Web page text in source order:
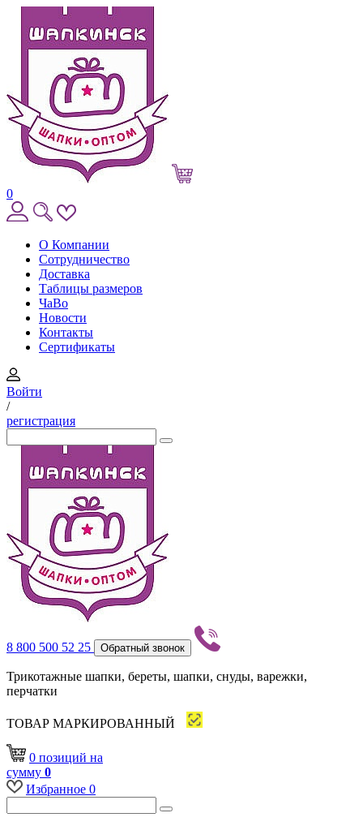
0
О Компании
Сотрудничество
Доставка
Таблицы размеров
ЧаВо
Новости
Контакты
Сертификаты
Войти
/
регистрация
8 800 500 52 25 Обратный звонок
Трикотажные шапки, береты, шапки, снуды, варежки,
перчатки
ТОВАР МАРКИРОВАННЫЙ
0 позиций на
сумму 0
Избранное 0